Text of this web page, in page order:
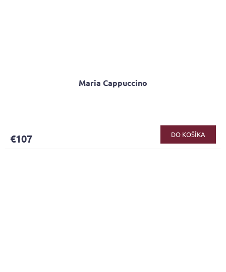
Maria Cappuccino
€107 DO KOŠÍKA